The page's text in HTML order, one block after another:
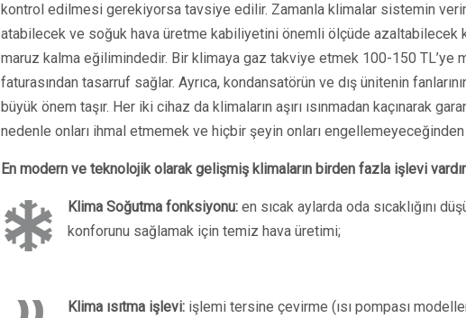
kontrol edilmesi gerekiyorsa tavsiye edilir. Zamanla klimalar sistemin
atabilecek ve soğuk hava üretme kabiliyetini önemli ölçüde azaltabilecek
maruz kalma eğilimindedir. Bir klimaya gaz takviye etmek 100-150 TL’ye
faturasından tasarruf sağlar. Ayrıca, kondansatörün ve dış ünitenin
büyük önem taşır. Her iki cihaz da klimaların aşırı ısınmadan kaçınarak
nedenle onları ihmal etmemek ve hiçbir şeyin onları
En modern ve teknolojik olarak gelişmiş klimaların birden fazla işlevi
Klima Soğutma fonksiyonu: en sıcak aylarda oda sıcaklığını
konforunu sağlamak için temiz hava üretimi;
Klima ısıtma işlevi: işlemi tersine çevirme (ısı pompası